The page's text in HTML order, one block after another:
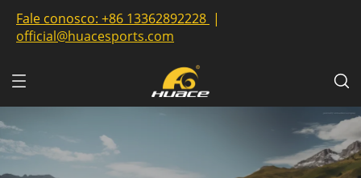
Fale conosco: +86 13362892228 |
official@huacesports.com